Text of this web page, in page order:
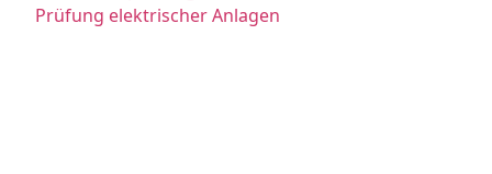
Prüfung elektrischer Anlagen